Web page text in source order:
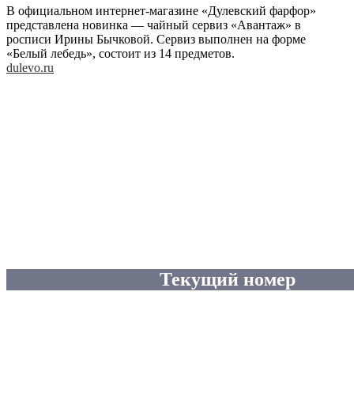
В официальном интернет-магазине «Дулевский фарфор»
представлена новинка — чайный сервиз «Авантаж» в
росписи Ирины Бычковой. Сервиз выполнен на форме
«Белый лебедь», состоит из 14 предметов.
dulevo.ru
Текущий номер